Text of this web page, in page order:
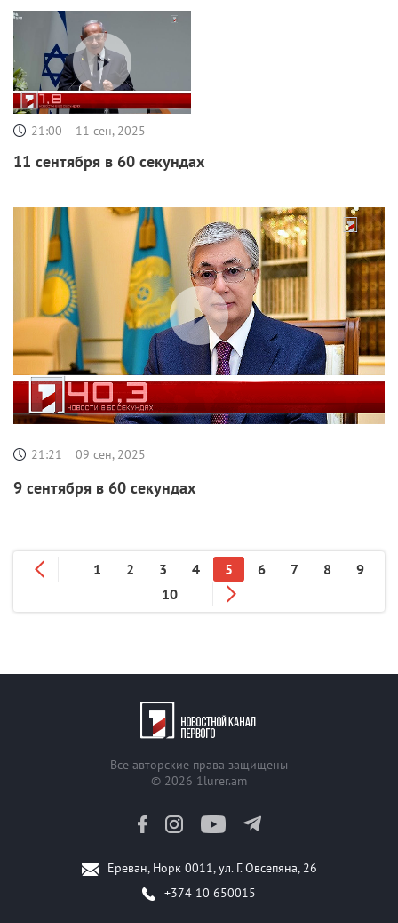
21:00 11 сен, 2025
11 сентября в 60 секундах
21:21 09 сен, 2025
9 сентября в 60 секундах
1 2 3 4 5 6 7 8
9
10
Все авторские права защищены
© 2026 1lurer.am
Ереван, Норк 0011, ул. Г. Овсепяна, 26
+374 10 650015